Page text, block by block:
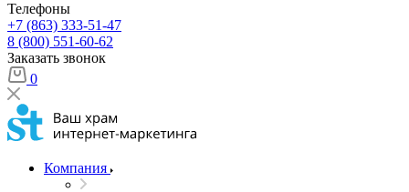
Телефоны
+7 (863) 333-51-47
8 (800) 551-60-62
Заказать звонок
0
Компания